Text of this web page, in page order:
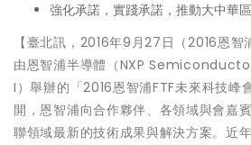
強化承諾，實踐承諾，推動大中華
【臺北訊，2016年9月27日（2016恩智
由恩智浦半導體（NXP
I）舉辦的「2016恩智浦FTF未來科技峰
開，恩智浦向合作夥伴、各領域與會嘉
聯領域最新的技術成果與解決方案。近